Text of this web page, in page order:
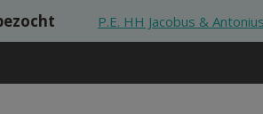
inhoud gaan
P.E. HH Jacobus &